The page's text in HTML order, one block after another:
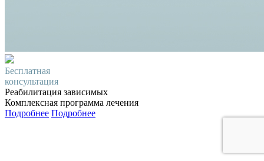
Бесплатная
консультация
Реабилитация зависимых
Комплексная программа лечения
Подробнее Подробнее